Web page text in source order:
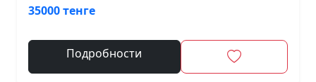
35000 тенге
Подробности